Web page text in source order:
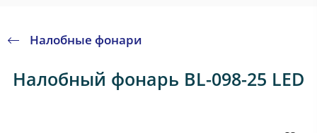
Налобные фонари
Налобный фонарь BL-098-25 LED